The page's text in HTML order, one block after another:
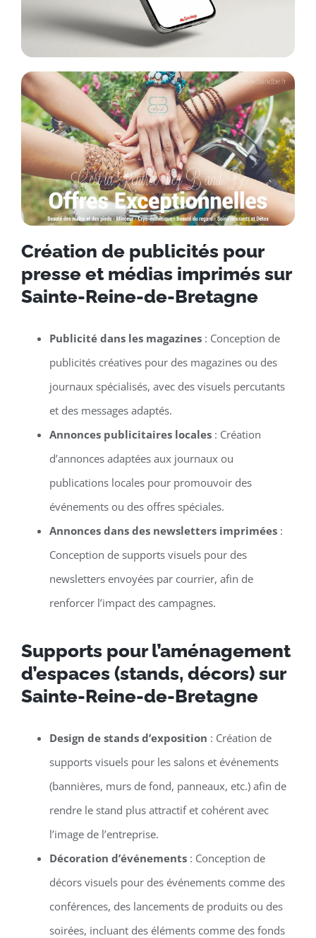
Création de publicités pour
presse et médias imprimés sur
Sainte-Reine-de-Bretagne
Publicité dans les magazines: Conception de
publicités créatives pour des magazines ou des
journaux spécialisés, avec des visuels percutants
et des messages adaptés.
Annonces publicitaires locales: Création
d’annonces adaptées aux journaux ou
publications locales pour promouvoir des
événements ou des offres spéciales.
Annonces dans des newsletters imprimées:
Conception de supports visuels pour des
newsletters envoyées par courrier, afin de
renforcer l’impact des campagnes.
Supports pour l’aménagement
d’espaces (stands, décors) sur
Sainte-Reine-de-Bretagne
Design de stands d’exposition : Création de
supports visuels pour les salons et événements
(bannières, murs de fond, panneaux, etc.) afin de
rendre le stand plus attractif et cohérent avec
l’image de l’entreprise.
Décoration d’événements: Conception de
décors visuels pour des événements comme des
conférences, des lancements de produits ou des
soirées, incluant des éléments comme des fonds